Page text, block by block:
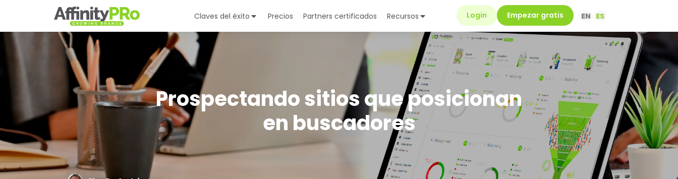
Claves del éxito Precios Partners certificados Recursos Login Empezar gratis EN ES
Prospectando sitios que posicionan
en buscadores